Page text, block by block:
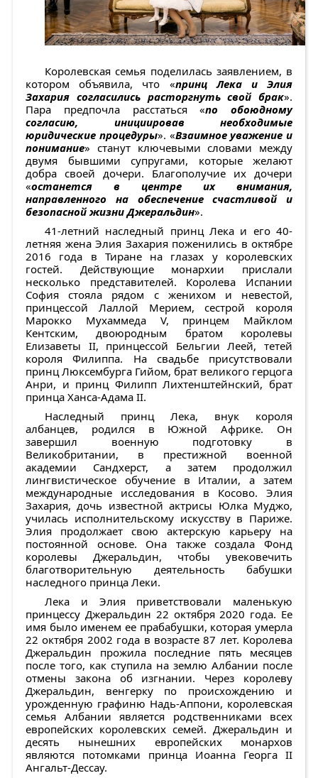
Королевская семья поделилась заявлением, в
котором объявила, что «принц Лека и Элия
Захария согласились расторгнуть свой брак».
Пара предпочла расстаться «по обоюдному
согласию, инициировав необходимые
юридические процедуры». «Взаимное уважение и
понимание» станут ключевыми словами между
двумя бывшими супругами, которые желают
добра своей дочери. Благополучие их дочери
«останется в центре их внимания,
направленного на обеспечение счастливой и
безопасной жизни Джеральдин».
41-летний наследный принц Лека и его 40-
летняя жена Элия Захария поженились в октябре
2016 года в Тиране на глазах у королевских
гостей. Действующие монархии прислали
несколько представителей. Королева Испании
София стояла рядом с женихом и невестой,
принцессой Лаллой Мерием, сестрой короля
Марокко Мухаммеда V, принцем Майклом
Кентским, двоюродным братом королевы
Елизаветы II, принцессой Бельгии Леей, тетей
короля Филиппа. На свадьбе присутствовали
принц Люксембурга Гийом, брат великого герцога
Анри, и принц Филипп Лихтенштейнский, брат
принца Ханса-Адама II.
Наследный принц Лека, внук короля
албанцев, родился в Южной Африке. Он
завершил военную подготовку в
Великобритании, в престижной военной
академии Сандхерст, а затем продолжил
лингвистическое обучение в Италии, а затем
международные исследования в Косово. Элия
Захария, дочь известной актрисы Юлка Муджо,
училась исполнительскому искусству в Париже.
Элия продолжает свою актерскую карьеру на
постоянной основе. Она также создала Фонд
королевы Джеральдин, чтобы увековечить
благотворительную деятельность бабушки
наследного принца Леки.
Лека и Элия приветствовали маленькую
принцессу Джеральдин 22 октября 2020 года. Ее
имя было именем ее прабабушки, которая умерла
22 октября 2002 года в возрасте 87 лет. Королева
Джеральдин прожила последние пять месяцев
после того, как ступила на землю Албании после
отмены закона об изгнании. Через королеву
Джеральдин, венгерку по происхождению и
урожденную графиню Надь-Аппони, королевская
семья Албании является родственниками всех
европейских королевских семей. Джеральдин и
десять нынешних европейских монархов
являются потомками принца Иоанна Георга II
Ангальт-Дессау.